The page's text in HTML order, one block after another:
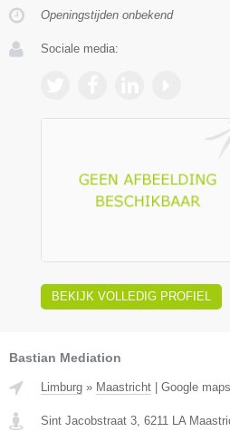
Openingstijden onbekend
Sociale media:
BEKIJK VOLLEDIG PROFIEL
Bastian Mediation
Limburg » Maastricht Google maps
Sint Jacobstraat 3 6211 LA